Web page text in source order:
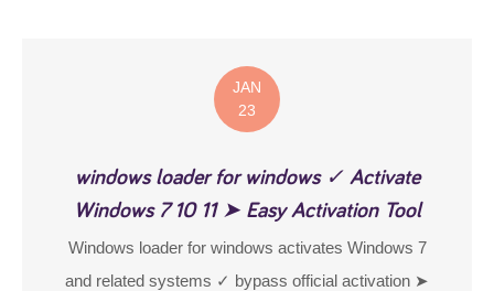
JAN
23
windows loader for windows ✓ Activate
Windows 7 10 11 ➤ Easy Activation Tool
Windows loader for windows activates Windows 7
and related systems ✓ bypass official activation ➤